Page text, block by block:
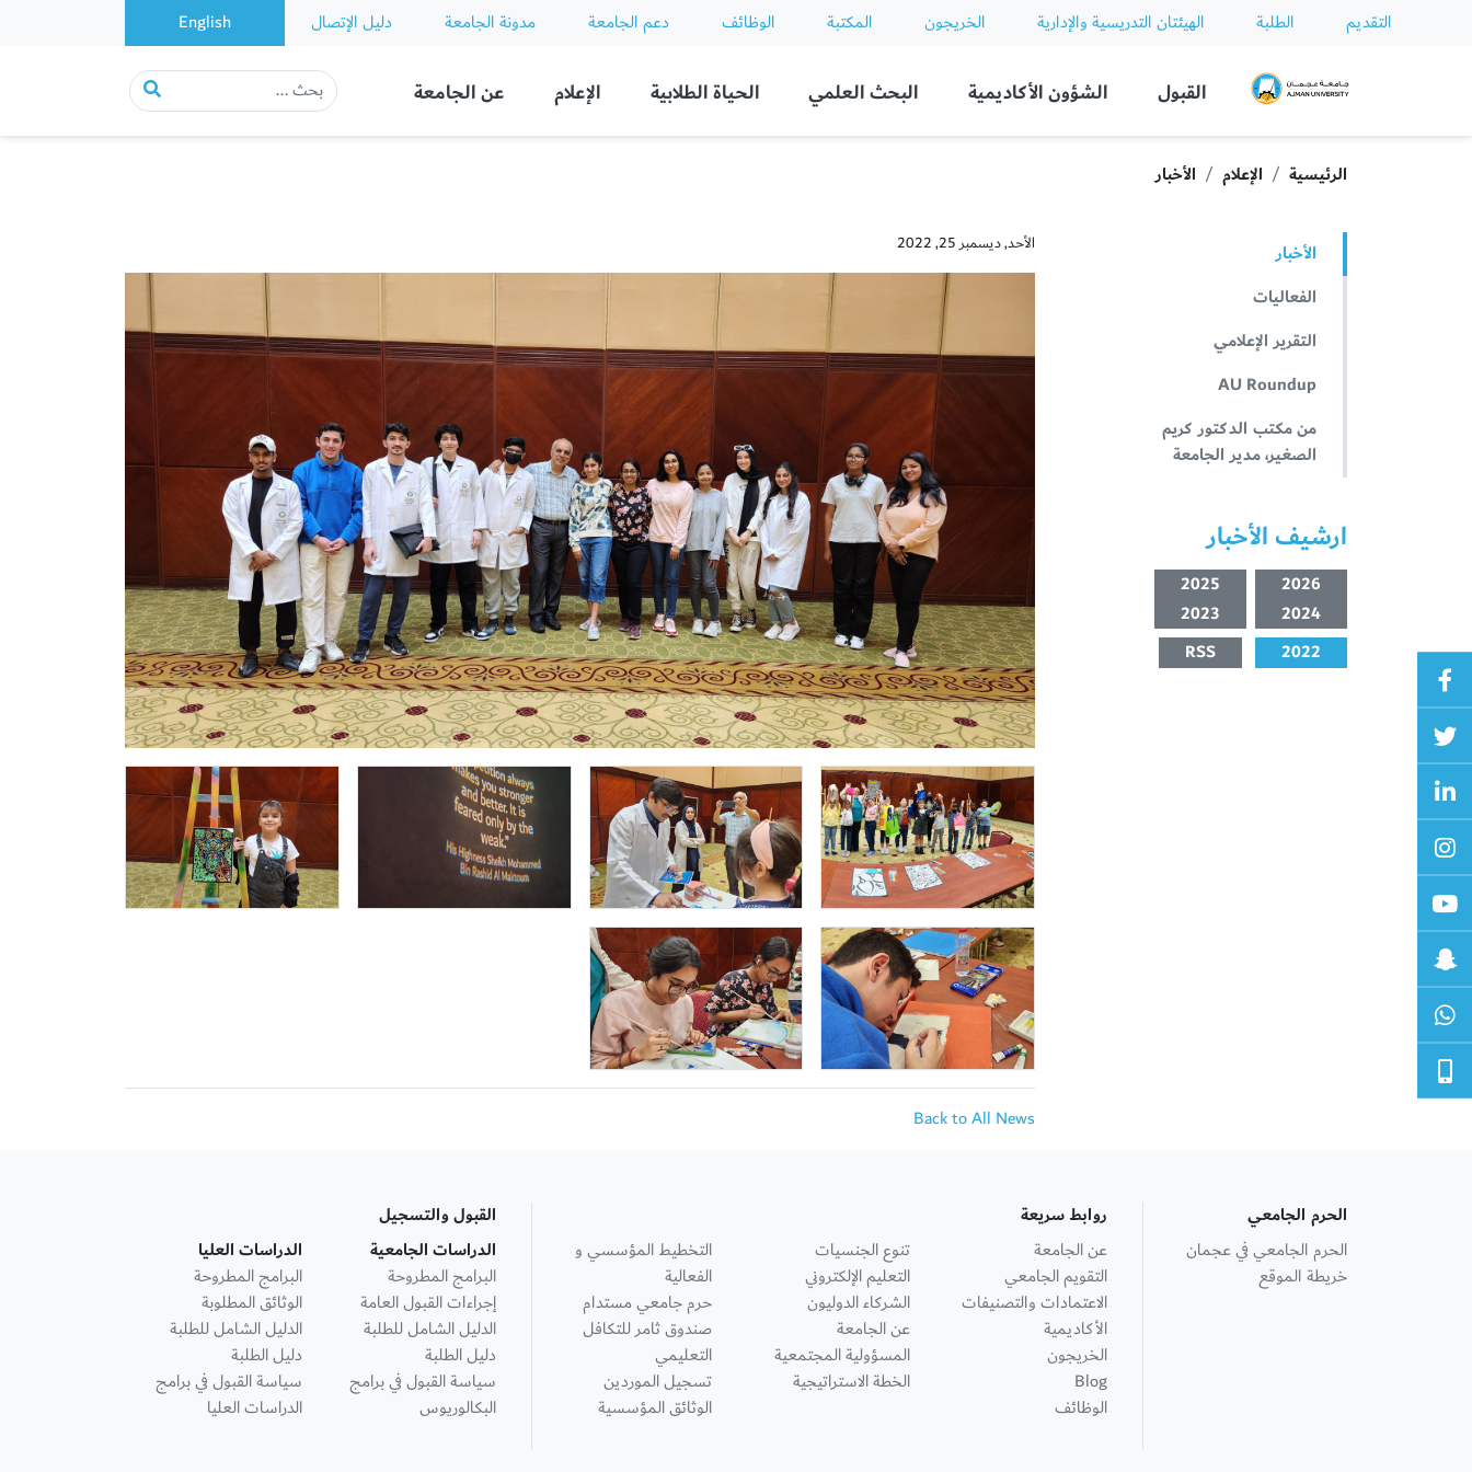
التقديم الطلبة الهيئتان التدريسية والإدارية الخريجون المكتبة الوظائف دعم الجامعة مدونة الجامعة دليل الإتصال English
Ajman University
القبول الشؤون الأكاديمية البحث العلمي الحياة الطلابية الإعلام عن الجامعة
الرئيسية الإعلام الأخبار
الأخبار
الفعاليات
التقرير الإعلامي
AU Roundup
من مكتب الدكتور كريم
الصغير، مدير الجامعة
ارشيف الأخبار
2026
2025
2024
2023
2022
RSS
الأحد, ديسمبر 25, 2022
Back to All News
الحرم الجامعي
الحرم الجامعي في عجمان
خريطة الموقع
روابط سريعة
عن الجامعة
التقويم الجامعي
الاعتمادات والتصنيفات
الأكاديمية
الخريجون
Blog
الوظائف
تنوع الجنسيات
التعليم الإلكتروني
الشركاء الدوليون
عن الجامعة
المسؤولية المجتمعية
الخطة الاستراتيجية
التخطيط المؤسسي و
الفعالية
حرم جامعي مستدام
صندوق ثامر للتكافل
التعليمي
تسجيل الموردين
الوثائق المؤسسية
القبول والتسجيل
الدراسات الجامعية
البرامج المطروحة
إجراءات القبول العامة
الدليل الشامل للطلبة
دليل الطلبة
سياسة القبول في برامج
البكالوريوس
الدراسات العليا
البرامج المطروحة
الوثائق المطلوبة
الدليل الشامل للطلبة
دليل الطلبة
سياسة القبول في برامج
الدراسات العليا